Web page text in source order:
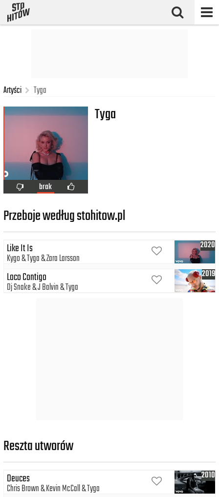
Artyści Tyga
brak
Tyga
Przeboje według stohitow.pl
2020
Like It Is
Kygo Tyga Zara Larsson
2019
Loco Contigo
Dj Snake J Balvin Tyga
Reszta utworów
2010
Deuces
Chris Brown Kevin McCall Tyga